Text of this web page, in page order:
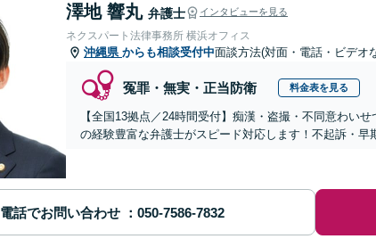
澤地 響丸 弁護士 インタビューを見る
ネクスパート法律事務所 横浜オフィス
沖縄県 からも相談受付中面談方法(対面・電話・ビデオ
冤罪・無実・正当防衛 料金表を見る
【全国13拠点／24時間受付】痴漢・盗撮・不同意わい
の経験豊富な弁護士がスピード対応します！不起訴・早
電話でお問い合わせ